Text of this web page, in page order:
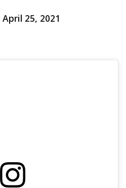
April 25, 2021